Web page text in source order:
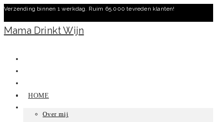
Ga
naar
inhoud
Verzending binnen 1 werkdag. Ruim 65.000 tevreden klanten!
Mama Drinkt Wijn
HOME
Over mij